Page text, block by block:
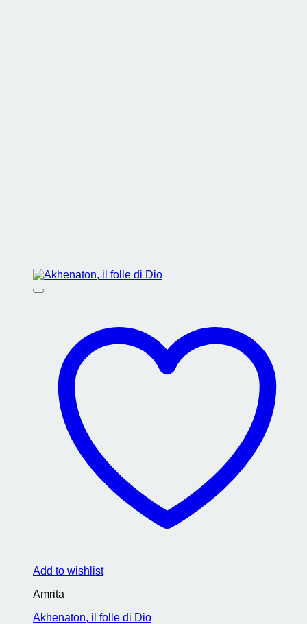
Add to wishlist
Amrita
Akhenaton, il folle di Dio